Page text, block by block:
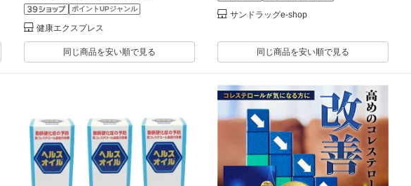
ポイントUPジャンル
健康エクスプレス
同じ商品を安い順で見る
サンドラッグe-shop
同じ商品を安い順で見る